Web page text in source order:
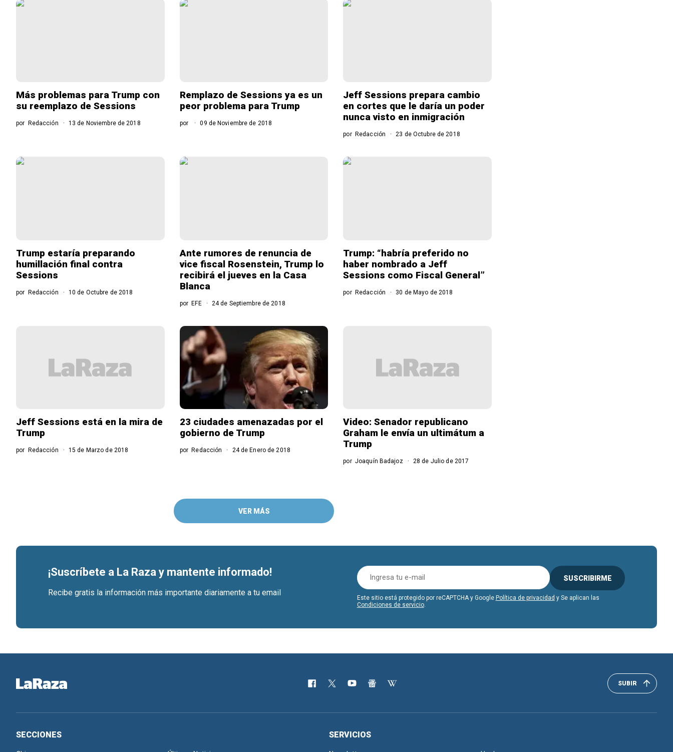
Más problemas para Trump con
su reemplazo de Sessions
por Redacción 13 de Noviembre de 2018
Remplazo de Sessions ya es un
peor problema para Trump
por 09 de Noviembre de 2018
Jeff Sessions prepara cambio
en cortes que le daría un poder
nunca visto en inmigración
por Redacción 23 de Octubre de 2018
Trump estaría preparando
humillación final contra
Sessions
por Redacción 10 de Octubre de 2018
Ante rumores de renuncia de
vice fiscal Rosenstein, Trump lo
recibirá el jueves en la Casa
Blanca
porEFE 24 de Septiembre de 2018
Trump: “habría preferido no
haber nombrado a Jeff
Sessions como Fiscal General”
por Redacción 30 de Mayo de 2018
Jeff Sessions está en la mira de
Trump
por Redacción 15 de Marzo de 2018
23 ciudades amenazadas por el
gobierno de Trump
por Redacción 24 de Enero de 2018
Video: Senador republicano
Graham le envía un ultimátum a
Trump
por Joaquín Badajoz 28 de Julio de 2017
VER MÁS
¡Suscríbete a La Raza y mantente informado!
Recibe gratis la información más importante diariamente a tu email
SUSCRIBIRME
Este sitio está protegido por reCAPTCHA y Google Política de privacidad y Se aplican las
Condiciones de servicio.
SUBIR
SECCIONES SERVICIOS